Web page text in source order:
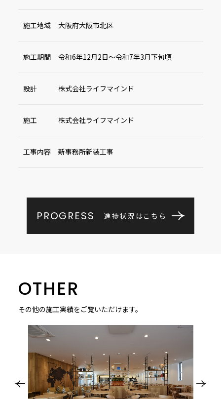
施工地域 大阪府大阪市北区
施工期間 令和6年12月2日～令和7年3月下旬頃
設計 株式会社ライフマインド
施工 株式会社ライフマインド
工事内容 新事務所新装工事
PROGRESS 進捗状況はこちら
OTHER
その他の施工実績をご覧いただけます。